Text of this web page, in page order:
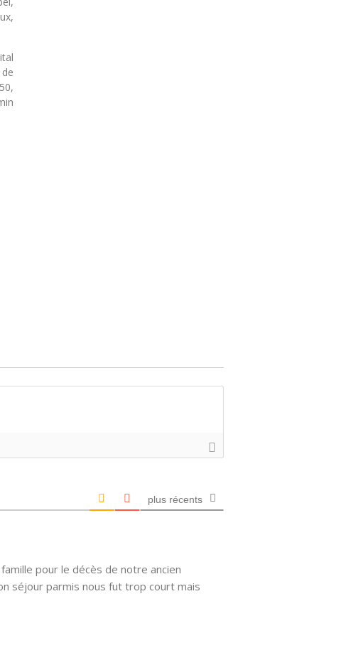
plus récents
pour le décès de notre ancien
séjour parmis nous fut trop court mais